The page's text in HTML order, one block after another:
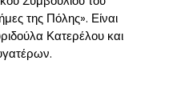
της Πόλης». Είναι
Κατερέλου και